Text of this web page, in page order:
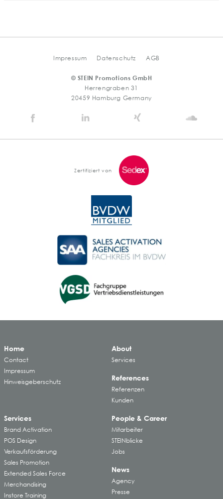
Impressum Datenschutz AGB
© STEIN Promotions GmbH
Herrengraben 31
20459 Hamburg Germany
@
@
@
Stein
@
Zertifiziert von
Home
Contact
Impressum
Hinweisgeberschutz
About
Services
References
Referenzen
Kunden
Services
Brand Activation
POS Design
Verkaufsförderung
Sales Promotion
Extended Sales Force
Merchandising
Instore Training
People & Career
Mitarbeiter
STEINblicke
Jobs
News
Agency
Presse